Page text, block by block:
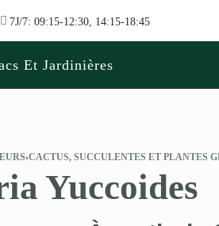
7J/7: 09:15-12:30, 14:15-18:45
Et Jardinières
›CACTUS, SUCCULENTES ET PLANTES
Yuccoides